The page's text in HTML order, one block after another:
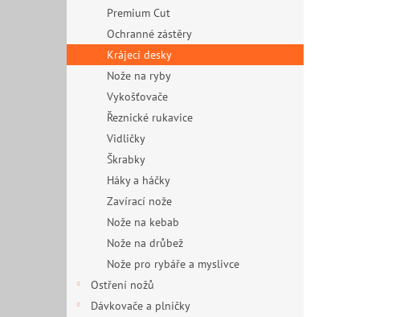
Premium Cut
Ochranné zástěry
Krájecí desky
Nože na ryby
Vykošťovače
Řeznické rukavice
Vidličky
Škrabky
Háky a háčky
Zavírací nože
Nože na kebab
Nože na drůbež
Nože pro rybáře a myslivce
Ostření nožů
Dávkovače a plničky